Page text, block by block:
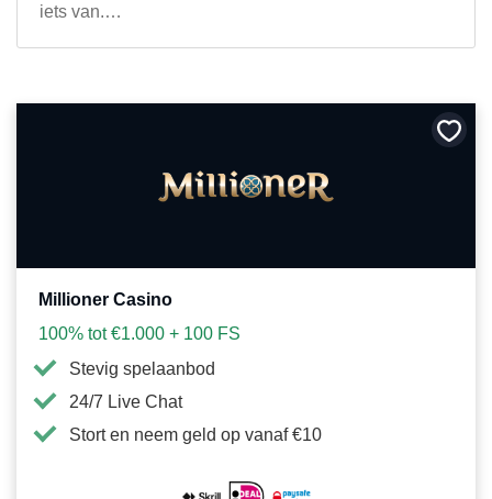
iets van.…
Millioner Casino
100% tot €1.000 + 100 FS
Stevig spelaanbod
24/7 Live Chat
Stort en neem geld op vanaf €10